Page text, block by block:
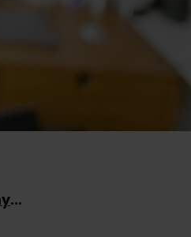
Tule webinaareihin kuulemaan, mitä Loimun jäsenyys pitää sisällään!